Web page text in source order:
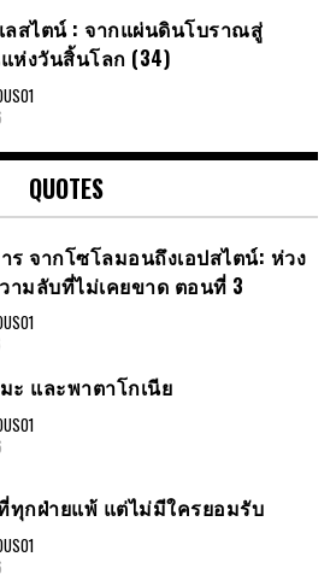
ลสไตน์​ : จากแผ่นดินโบราณสู่
งวันสิ้นโลก​ (34)
QUOTES
ร จากโซโลมอนถึงเอปสไตน์: ห่วง
ามลับที่ไม่เคยขาด ตอนที่ 3
ะ และพาตาโกเนีย
ทุกฝ่ายแพ้ แต่ไม่มีใครยอมรับ